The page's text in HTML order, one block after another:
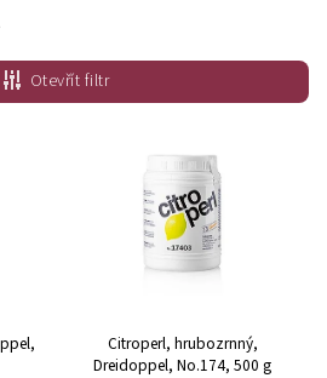
Otevřít filtr
Citroperl, hrubozrnný,
Dreidoppel, No.174, 500 g